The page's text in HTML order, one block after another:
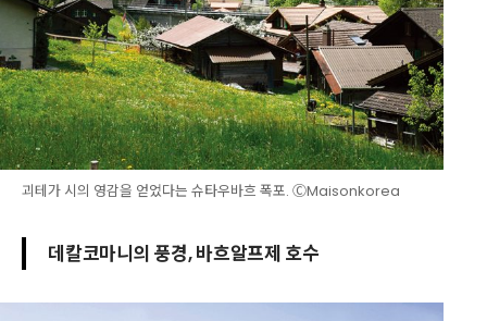
괴테가 시의 영감을 얻었다는 슈타우바흐 폭포. ⒸMaisonkorea
데칼코마니의 풍경, 바흐알프제 호수